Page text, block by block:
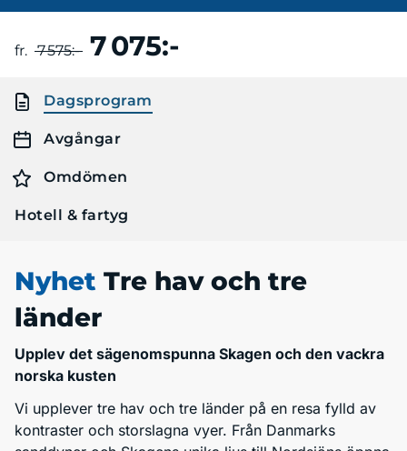
fr. 7 575:- 7 075:-
Dagsprogram
Avgångar
Omdömen
Hotell & fartyg
Nyhet Tre hav och tre
länder
Upplev det sägenomspunna Skagen och den vackra
norska kusten
Vi upplever tre hav och tre länder på en resa fylld av
kontraster och storslagna vyer. Från Danmarks